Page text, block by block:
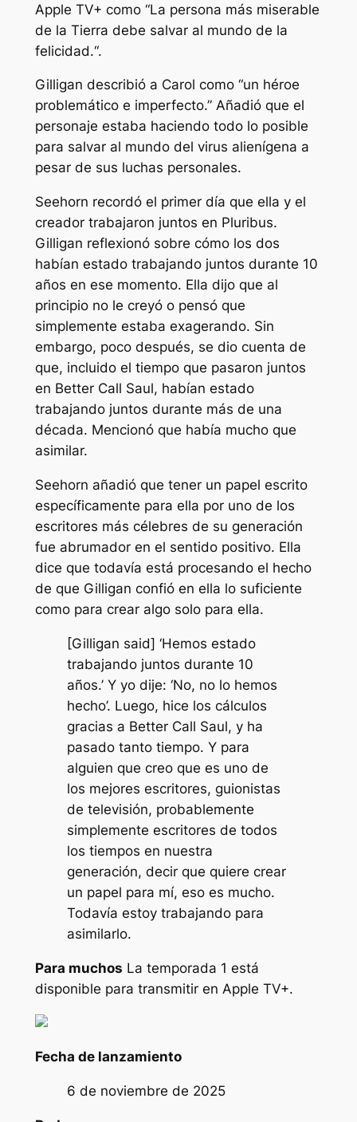
Apple TV+ como “La persona más miserable
de la Tierra debe salvar al mundo de la
felicidad.“.
Gilligan describió a Carol como “un héroe
problemático e imperfecto.” Añadió que el
personaje estaba haciendo todo lo posible
para salvar al mundo del virus alienígena a
pesar de sus luchas personales.
Seehorn recordó el primer día que ella y el
creador trabajaron juntos en Pluribus.
Gilligan reflexionó sobre cómo los dos
habían estado trabajando juntos durante 10
años en ese momento. Ella dijo que al
principio no le creyó o pensó que
simplemente estaba exagerando. Sin
embargo, poco después, se dio cuenta de
que, incluido el tiempo que pasaron juntos
en Better Call Saul, habían estado
trabajando juntos durante más de una
década. Mencionó que había mucho que
asimilar.
Seehorn añadió que tener un papel escrito
específicamente para ella por uno de los
escritores más célebres de su generación
fue abrumador en el sentido positivo. Ella
dice que todavía está procesando el hecho
de que Gilligan confió en ella lo suficiente
como para crear algo solo para ella.
[Gilligan said] ‘Hemos estado
trabajando juntos durante 10
años.’ Y yo dije: ‘No, no lo hemos
hecho’. Luego, hice los cálculos
gracias a Better Call Saul, y ha
pasado tanto tiempo. Y para
alguien que creo que es uno de
los mejores escritores, guionistas
de televisión, probablemente
simplemente escritores de todos
los tiempos en nuestra
generación, decir que quiere crear
un papel para mí, eso es mucho.
Todavía estoy trabajando para
asimilarlo.
Para muchos La temporada 1 está
disponible para transmitir en Apple TV+.
Fecha de lanzamiento
6 de noviembre de 2025